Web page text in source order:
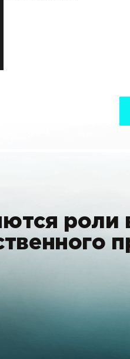
роли